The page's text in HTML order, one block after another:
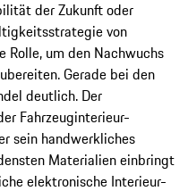
der Zukunft oder
von
Rolle, um den Nachwuchs
Gerade bei den
deutlich. Der
Fahrzeuginterieur-
sein handwerkliches
Materialien ­einbringt
elektronische Interieur-